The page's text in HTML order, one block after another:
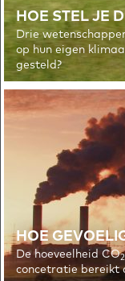
© 2026
HOE STEL JE
Drie
op hun eigen
gesteld?
HOE
De hoeveelheid CO2
concetratie bereikt